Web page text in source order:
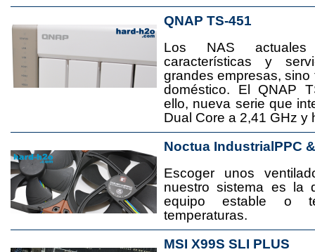
QNAP TS-451
Los NAS
características y
grandes empresas,
doméstico. El QNAP
ello, nueva serie que
Dual Core a 2,41 GHz y
Noctua IndustrialPPC
Escoger unos
nuestro sistema es la
equipo estable o
temperaturas.
MSI X99S SLI PLUS